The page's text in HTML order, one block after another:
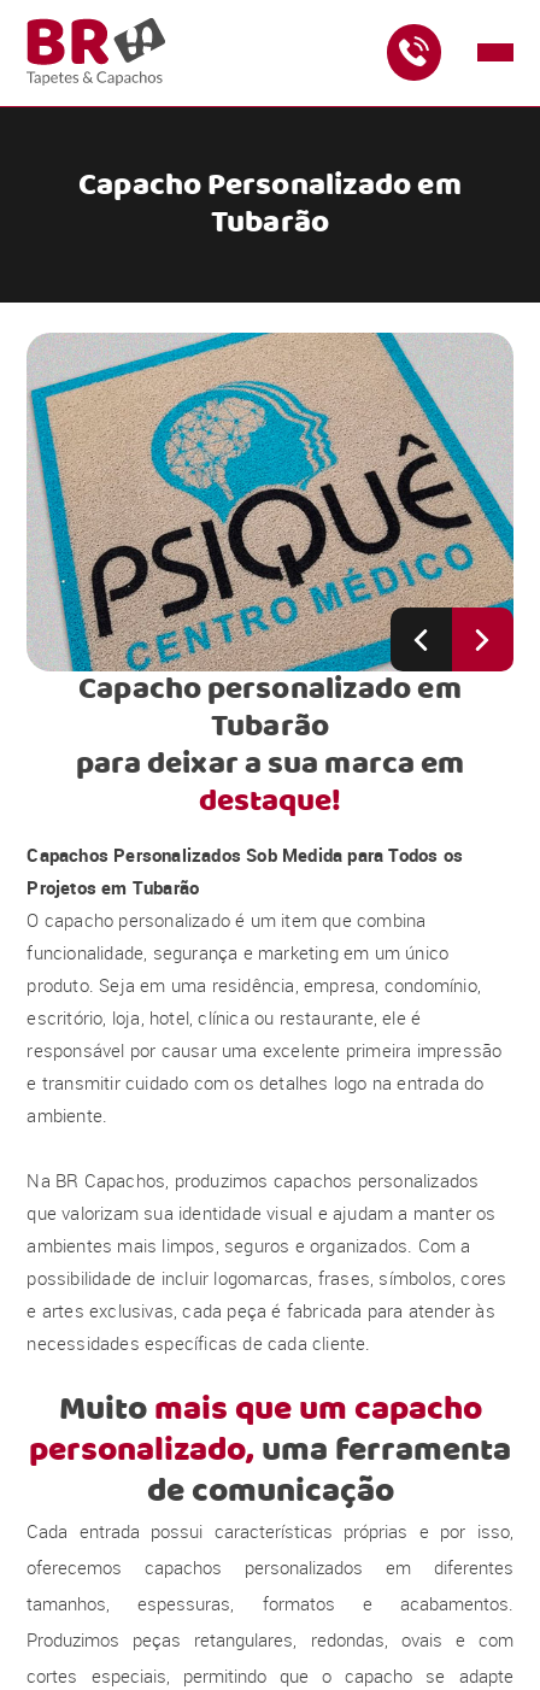
Capacho Personalizado em
Tubarão
Capacho personalizado em
Tubarão
para deixar a sua marca em
destaque!
Capachos Personalizados Sob Medida para Todos os
Projetos em Tubarão
O capacho personalizado é um item que combina
funcionalidade, segurança e marketing em um único
produto. Seja em uma residência, empresa, condomínio,
escritório, loja, hotel, clínica ou restaurante, ele é
responsável por causar uma excelente primeira impressão
e transmitir cuidado com os detalhes logo na entrada do
ambiente.
Na BR Capachos, produzimos capachos personalizados
que valorizam sua identidade visual e ajudam a manter os
ambientes mais limpos, seguros e organizados. Com a
possibilidade de incluir logomarcas, frases, símbolos, cores
e artes exclusivas, cada peça é fabricada para atender às
necessidades específicas de cada cliente.
Muitomais que um capacho
personalizado,uma ferramenta
de comunicação
Cada entrada possui características próprias e por isso,
oferecemos capachos personalizados em diferentes
tamanhos, espessuras, formatos e acabamentos.
Produzimos peças retangulares, redondas, ovais e com
cortes especiais, permitindo que o capacho se adapte